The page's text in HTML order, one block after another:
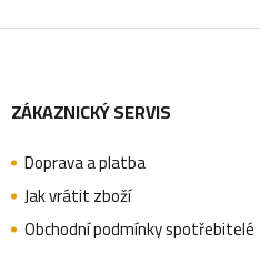
á
p
ZÁKAZNICKÝ SERVIS
Doprava a platba
Jak vrátit zboží
Obchodní podmínky spotřebitelé